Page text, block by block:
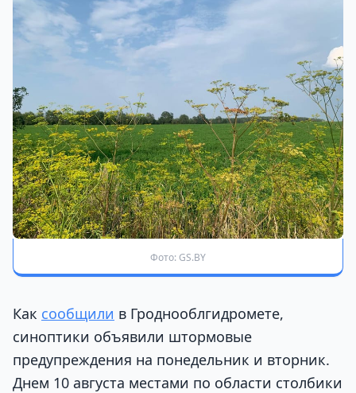
Фото: GS.BY
Как сообщили в Гроднооблгидромете,
синоптики объявили штормовые
предупреждения на понедельник и вторник.
Днем 10 августа местами по области столбики